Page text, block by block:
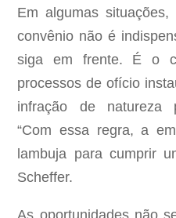
Em algumas
convênio não é
siga em frente. É o
processos de ofício
infração de natureza
“Com essa regra, a
lambuja para cumprir
Scheffer.